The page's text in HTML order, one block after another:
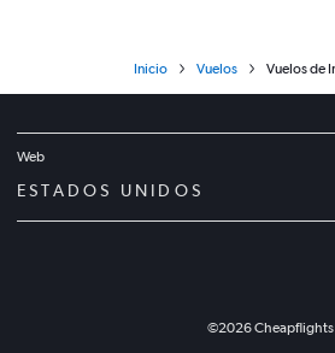
Inicio Vuelos Vuelos de
Web
ESTADOS UNIDOS
©2026Cheapflights